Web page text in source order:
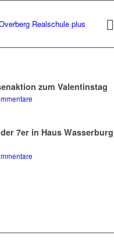
zum Valentinstag
7er in Haus